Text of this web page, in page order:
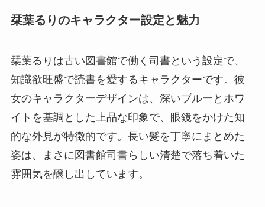
栞葉るりのキャラクター設定と魅力
栞葉るりは古い図書館で働く司書という設定で、
知識欲旺盛で読書を愛するキャラクターです。彼
女のキャラクターデザインは、深いブルーとホワ
イトを基調とした上品な印象で、眼鏡をかけた知
的な外見が特徴的です。長い髪を丁寧にまとめた
姿は、まさに図書館司書らしい清楚で落ち着いた
雰囲気を醸し出しています。